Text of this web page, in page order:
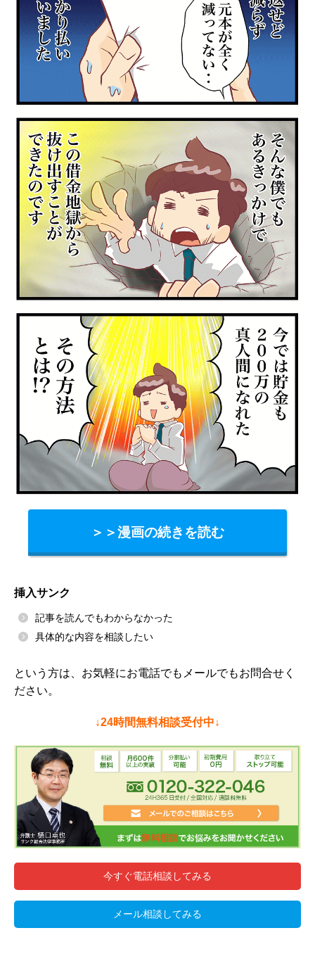
＞＞漫画の続きを読む
挿入サンク
記事を読んでもわからなかった
具体的な内容を相談したい
という方は、お気軽にお電話でもメールでもお問合せく
ださい。
↓24時間無料相談受付中↓
今すぐ電話相談してみる
メール相談してみる